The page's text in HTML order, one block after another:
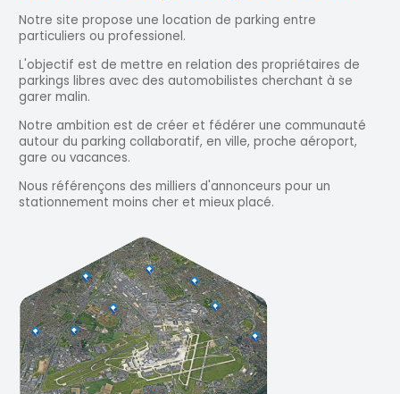
Notre site propose une location de parking entre
particuliers ou professionel.
L'objectif est de mettre en relation des propriétaires de
parkings libres avec des automobilistes cherchant à se
garer malin.
Notre ambition est de créer et fédérer une communauté
autour du parking collaboratif, en ville, proche aéroport,
gare ou vacances.
Nous référençons des milliers d'annonceurs pour un
stationnement moins cher et mieux placé.